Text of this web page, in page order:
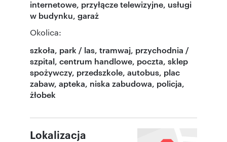
internetowe, przyłącze telewizyjne, usługi
w budynku, garaż
Okolica:
szkoła, park / las, tramwaj, przychodnia /
szpital, centrum handlowe, poczta, sklep
spożywczy, przedszkole, autobus, plac
zabaw, apteka, niska zabudowa, policja,
żłobek
Lokalizacja